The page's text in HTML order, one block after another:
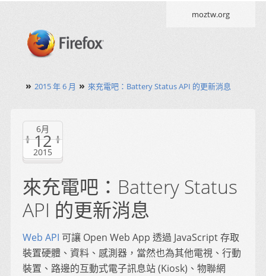
moztw.org
» 2015 年 6 月 » 來充電吧：Battery Status API 的更新消息
6月
12
2015
來充電吧：Battery Status
API 的更新消息
Web API 可讓 Open Web App 透過 JavaScript 存取
裝置硬體、資料、感測器，當然也為其他電視、行動
裝置、路邊的互動式電子訊息站 (Kiosk)、物聯網